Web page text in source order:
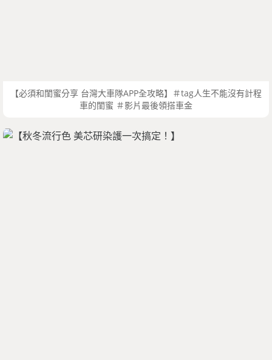
【必須和閨蜜分享 台灣大車隊APP全攻略】＃tag人生不能沒有計程
車的閨蜜 ＃影片最後領搭車金